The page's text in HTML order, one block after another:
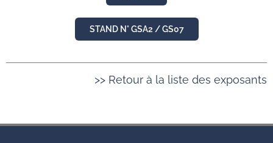
STAND N° GSA2 / GS07
>> Retour à la liste des exposants